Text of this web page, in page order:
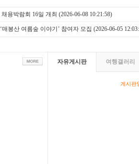
용박람회 16일 개최 (2026-06-08 10:21:58)
매봉산 여름숲 이야기’ 참여자 모집 (2026-06-05
자유게시판 여행갤러리
게시판